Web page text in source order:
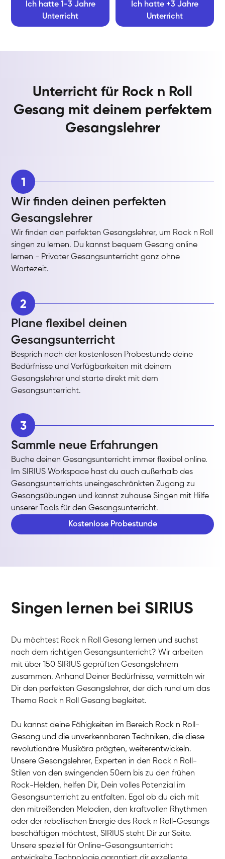
Ich hatte 1-3 Jahre
Unterricht
Ich hatte +3 Jahre
Unterricht
Unterricht für Rock n Roll
Gesang mit deinem perfektem
Gesangslehrer
1
Wir finden deinen perfekten
Gesangslehrer
Wir finden den perfekten Gesangslehrer, um Rock n Roll
singen zu lernen. Du kannst bequem Gesang online
lernen - Privater Gesangsunterricht ganz ohne
Wartezeit.
2
Plane flexibel deinen
Gesangsunterricht
Besprich nach der kostenlosen Probestunde deine
Bedürfnisse und Verfügbarkeiten mit deinem
Gesangslehrer und starte direkt mit dem
Gesangsunterricht.
3
Sammle neue Erfahrungen
Buche deinen Gesangsunterricht immer flexibel online.
Im SIRIUS Workspace hast du auch außerhalb des
Gesangsunterrichts uneingeschränkten Zugang zu
Gesangsübungen und kannst zuhause Singen mit Hilfe
unserer Tools für den Gesangsunterricht.
Kostenlose Probestunde
Singen lernen bei SIRIUS
Du möchtest Rock n Roll Gesang lernen und suchst
nach dem richtigen Gesangsunterricht? Wir arbeiten
mit über 150 SIRIUS geprüften Gesangslehrern
zusammen. Anhand Deiner Bedürfnisse, vermitteln wir
Dir den perfekten Gesangslehrer, der dich rund um das
Thema Rock n Roll Gesang begleitet.
Du kannst deine Fähigkeiten im Bereich Rock n Roll-
Gesang und die unverkennbaren Techniken, die diese
revolutionäre Musikära prägten, weiterentwickeln.
Unsere Gesangslehrer, Experten in den Rock n Roll-
Stilen von den swingenden 50ern bis zu den frühen
Rock-Helden, helfen Dir, Dein volles Potenzial im
Gesangsunterricht zu entfalten. Egal ob du dich mit
den mitreißenden Melodien, den kraftvollen Rhythmen
oder der rebellischen Energie des Rock n Roll-Gesangs
beschäftigen möchtest, SIRIUS steht Dir zur Seite.
Unsere speziell für Online-Gesangsunterricht